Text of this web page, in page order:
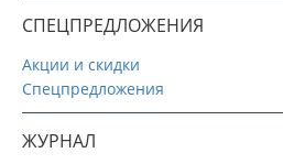
СПЕЦПРЕДЛОЖЕНИЯ
Акции и скидки
Спецпредложения
ЖУРНАЛ